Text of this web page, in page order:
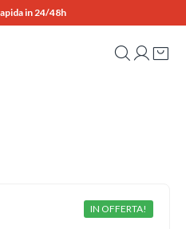
in 24/48h
IN OFFERTA!